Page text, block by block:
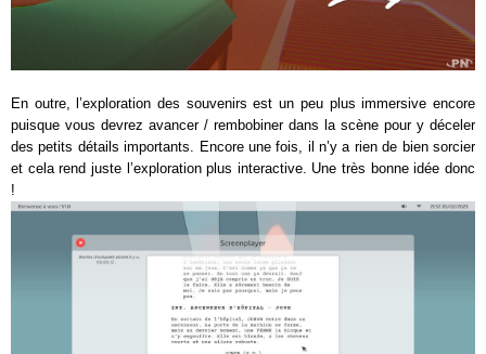
En outre, l’exploration des souvenirs est un peu plus immersive encore
puisque vous devrez avancer / rembobiner dans la scène pour y déceler
des petits détails importants. Encore une fois, il n’y a rien de bien sorcier
et cela rend juste l’exploration plus interactive. Une très bonne idée donc
!